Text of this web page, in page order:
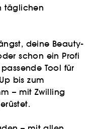
täglichen
deine Beauty-
schon ein Profi
Tool für
bis zum
– mit Zwilling